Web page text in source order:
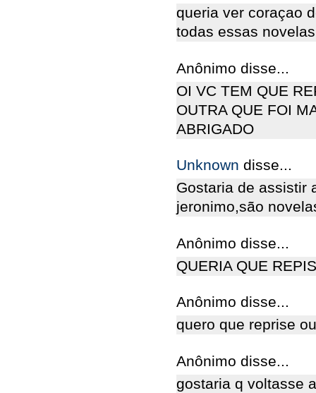
queria ver coraçao
todas essas
Anônimo disse...
OI VC TEM QUE
OUTRA QUE FOI
ABRIGADO
Unknown disse...
Gostaria de assistir
jeronimo,são
Anônimo disse...
QUERIA QUE
Anônimo disse...
quero que reprise
Anônimo disse...
gostaria q voltasse